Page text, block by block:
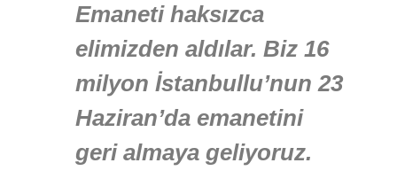
Emaneti haksızca
elimizden aldılar. Biz 16
milyon İstanbullu’nun 23
Haziran’da emanetini
geri almaya geliyoruz.